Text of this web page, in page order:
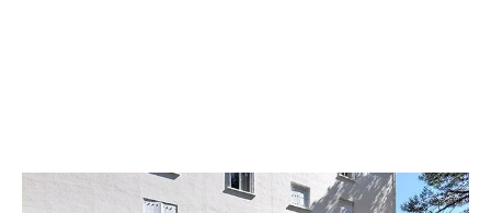
ARCACHON 33